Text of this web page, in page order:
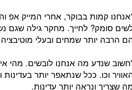
קמות בבוקר, אחרי המייק
סומק? לחייך. מחקר גילה שגם
הרבה יותר שמחים ובעלי
שנדע מה אנחנו לובשים. מהי
וכו. ככל שנתאפר יותר
שצריך ונראה יותר עדינות.